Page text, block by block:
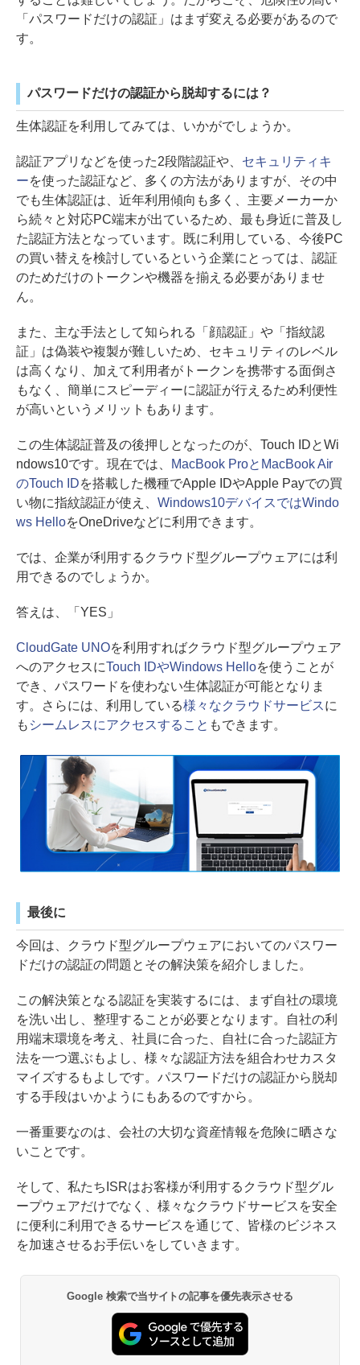
「パスワードだけの認証」はまず変える必要があるので
す。
パスワードだけの認証から脱却するには？
生体認証を利用してみては、いかがでしょうか。
認証アプリなどを使った2段階認証や、 セキュリティキ
ーを使った認証など、多くの方法がありますが、その中
でも生体認証は、近年利用傾向も多く、主要メーカーか
ら続々と対応PC端末が出ているため、最も身近に普及し
た認証方法となっています。既に利用している、今後PC
の買い替えを検討しているという企業にとっては、認証
のためだけのトークンや機器を揃える必要がありませ
ん。
また、主な手法として知られる「顔認証」や「指紋認
証」は偽装や複製が難しいため、セキュリティのレベル
は高くなり、加えて利用者がトークンを携帯する面倒さ
もなく、簡単にスピーディーに認証が行えるため利便性
が高いというメリットもあります。
この生体認証普及の後押しとなったのが、Touch IDとWi
ndows10です。現在では、
MacBook ProとMacBook Air
のTouch IDを搭載した機種でApple IDやApple Payでの買
い物に指紋認証が使え、 Windows10デバイスではWindo
ws HelloをOneDriveなどに利用できます。
では、企業が利用するクラウド型グループウェアには利
用できるのでしょうか。
答えは、「YES」
CloudGate UNOを利用すればクラウド型グループウェア
へのアクセスにTouch IDやWindows Helloを使うことが
でき、パスワードを使わない生体認証が可能となりま
す。さらには、利用している様々なクラウドサービスに
も シームレスにアクセスすること もできます。
最後に
今回は、クラウド型グループウェアにおいてのパスワー
ドだけの認証の問題とその解決策を紹介しました。
この解決策となる認証を実装するには、まず自社の環境
を洗い出し、整理することが必要となります。自社の利
用端末環境を考え、社員に合った、自社に合った認証方
法を一つ選ぶもよし、様々な認証方法を組合わせカスタ
マイズするもよしです。パスワードだけの認証から脱却
する手段はいかようにもあるのですから。
一番重要なのは、会社の大切な資産情報を危険に晒さな
いことです。
そして、私たちISRはお客様が利用するクラウド型グル
ープウェアだけでなく、様々なクラウドサービスを安全
に便利に利用できるサービスを通じて、皆様のビジネス
を加速させるお手伝いをしていきます。
Google 検索で当サイトの記事を優先表示させる